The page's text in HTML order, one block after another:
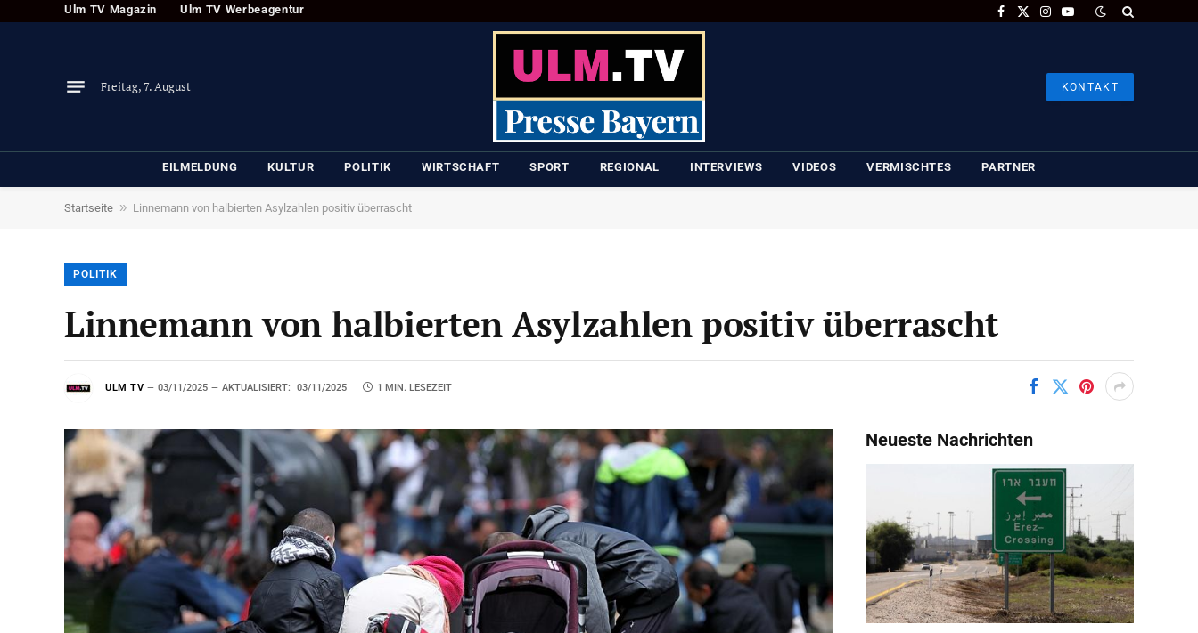
Ulm TV Magazin Ulm TV Werbeagentur
Facebook
X
Instagram
YouTube
Freitag, 7. August KONTAKT
EILMELDUNG KULTUR POLITIK WIRTSCHAFT SPORT REGIONAL INTERVIEWS VIDEOS VERMISCHTES PARTNER
Startseite » Linnemann von halbierten Asylzahlen positiv überrascht
POLITIK
Linnemann von halbierten Asylzahlen positiv überrascht
ULM TV 03/11/2025 AKTUALISIERT: 03/11/2025 1 MIN. LESEZEIT
Neueste Nachrichten